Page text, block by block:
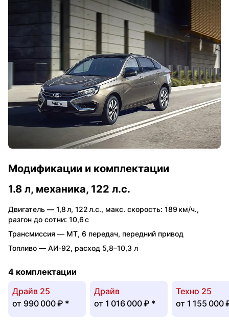
Модификации и комплектации
1.8 л, механика, 122 л.с.
Двигатель — 1,8 л, 122 л.с., макс. скорость: 189 км/ч.,
разгон до сотни: 10,6 с
Трансмиссия — MT, 6 передач, передний привод
Топливо — АИ-92, расход 5,8–10,3 л
4 комплектации
Драйв 25
от 990 000 ₽ *
Драйв
от 1 016 000 ₽ *
Техно 25
от 1 155 000